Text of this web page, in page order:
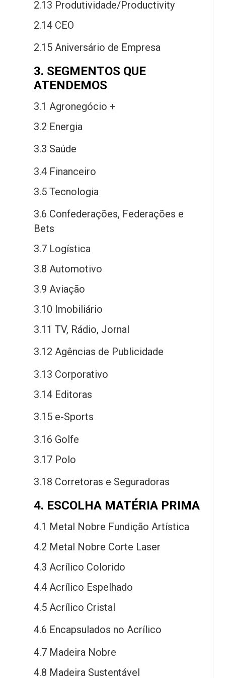
2.13 Produtividade/Productivity
2.14 CEO
2.15 Aniversário de Empresa
3. SEGMENTOS QUE
ATENDEMOS
3.1 Agronegócio +
3.2 Energia
3.3 Saúde
3.4 Financeiro
3.5 Tecnologia
3.6 Confederações, Federações e
Bets
3.7 Logística
3.8 Automotivo
3.9 Aviação
3.10 Imobiliário
3.11 TV, Rádio, Jornal
3.12 Agências de Publicidade
3.13 Corporativo
3.14 Editoras
3.15 e-Sports
3.16 Golfe
3.17 Polo
3.18 Corretoras e Seguradoras
4. ESCOLHA MATÉRIA PRIMA
4.1 Metal Nobre Fundição Artística
4.2 Metal Nobre Corte Laser
4.3 Acrílico Colorido
4.4 Acrílico Espelhado
4.5 Acrílico Cristal
4.6 Encapsulados no Acrílico
4.7 Madeira Nobre
4.8 Madeira Sustentável